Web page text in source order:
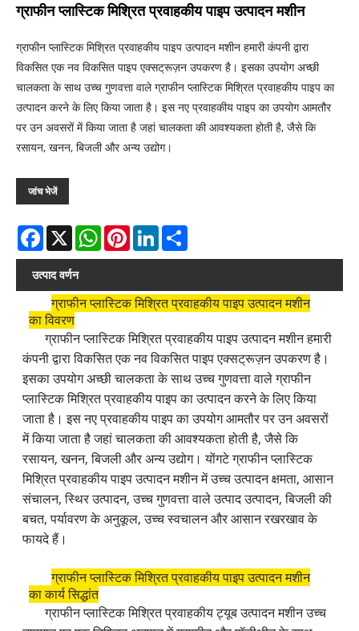
ग्राफीन प्लास्टिक मिश्रित प्रवाहकीय पाइप उत्पादन मशीन
ग्राफीन प्लास्टिक मिश्रित प्रवाहकीय पाइप उत्पादन मशीन हमारी कंपनी द्वारा
विकसित एक नव विकसित पाइप एक्सट्रूज़न उपकरण है। इसका उपयोग अच्छी
चालकता के साथ उच्च गुणवत्ता वाले ग्राफीन प्लास्टिक मिश्रित प्रवाहकीय पाइप का
उत्पादन करने के लिए किया जाता है। इस नए प्रवाहकीय पाइप का उपयोग आमतौर
पर उन अवसरों में किया जाता है जहां चालकता की आवश्यकता होती है, जैसे कि
रसायन, खनन, बिजली और अन्य उद्योग।
जांच भेजें
Facebook
X WhatsAppPinterestLinkedIn
उत्पाद वर्णन
ग्राफीन प्लास्टिक मिश्रित प्रवाहकीय पाइप उत्पादन मशीन
का विवरण
ग्राफीन प्लास्टिक मिश्रित प्रवाहकीय पाइप उत्पादन मशीन हमारी
कंपनी द्वारा विकसित एक नव विकसित पाइप एक्सट्रूज़न उपकरण है।
इसका उपयोग अच्छी चालकता के साथ उच्च गुणवत्ता वाले ग्राफीन
प्लास्टिक मिश्रित प्रवाहकीय पाइप का उत्पादन करने के लिए किया
जाता है। इस नए प्रवाहकीय पाइप का उपयोग आमतौर पर उन अवसरों
में किया जाता है जहां चालकता की आवश्यकता होती है, जैसे कि
रसायन, खनन, बिजली और अन्य उद्योग। योंगटे ग्राफीन प्लास्टिक
मिश्रित प्रवाहकीय पाइप उत्पादन मशीन में उच्च उत्पादन क्षमता, आसान
संचालन, स्थिर उत्पादन, उच्च गुणवत्ता वाले उत्पाद उत्पादन, बिजली की
बचत, पर्यावरण के अनुकूल, उच्च स्वचालन और आसान रखरखाव के
फायदे हैं।
ग्राफीन प्लास्टिक मिश्रित प्रवाहकीय पाइप उत्पादन मशीन
का कार्य सिद्धांत
ग्राफीन प्लास्टिक मिश्रित प्रवाहकीय ट्यूब उत्पादन मशीन उच्च